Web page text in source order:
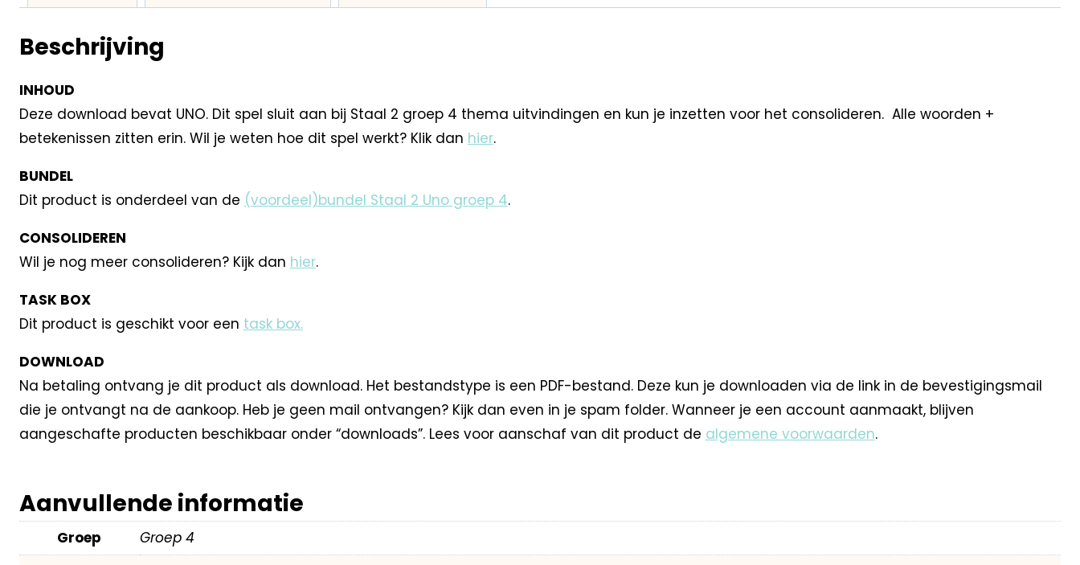
Beschrijving
INHOUD
Deze download bevat UNO. Dit spel sluit aan bij Staal 2 groep 4 thema uitvindingen en kun je inzetten voor het consolideren. Alle woorden +
betekenissen zitten erin. Wil je weten hoe dit spel werkt? Klik dan hier.
BUNDEL
Dit product is onderdeel van de (voordeel)bundel Staal 2 Uno groep 4.
CONSOLIDEREN
Wil je nog meer consolideren? Kijk dan hier.
TASK BOX
Dit product is geschikt voor een task box.
DOWNLOAD
Na betaling ontvang je dit product als download. Het bestandstype is een PDF-bestand. Deze kun je downloaden via de link in de bevestigingsmail
die je ontvangt na de aankoop. Heb je geen mail ontvangen? Kijk dan even in je spam folder. Wanneer je een account aanmaakt, blijven
aangeschafte producten beschikbaar onder “downloads”. Lees voor aanschaf van dit product de algemene voorwaarden.
Aanvullende informatie
Groep
Groep 4